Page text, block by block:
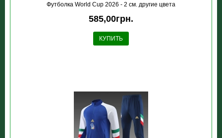
Футболка World Cup 2026 - 2 см. другие цвета
585,00грн.
КУПИТЬ